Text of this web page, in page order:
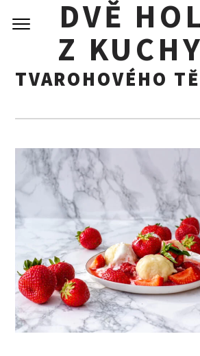
DVĚ
Z
JAHODOVÉ
TVAROHOVÉHO